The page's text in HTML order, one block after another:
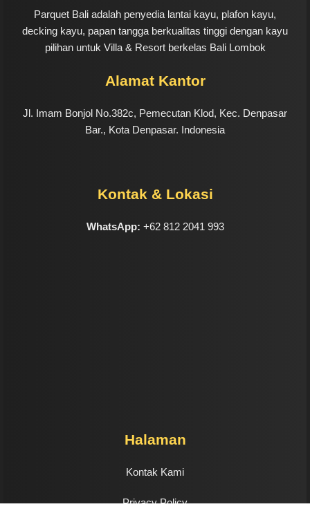
Parquet Bali adalah penyedia lantai kayu, plafon kayu,
decking kayu, papan tangga berkualitas tinggi dengan kayu
pilihan untuk Villa & Resort berkelas Bali Lombok
Alamat Kantor
Jl. Imam Bonjol No.382c, Pemecutan Klod, Kec. Denpasar
Bar., Kota Denpasar. Indonesia
Kontak & Lokasi
WhatsApp: +62 812 2041 993
Halaman
Kontak Kami
Privacy Policy